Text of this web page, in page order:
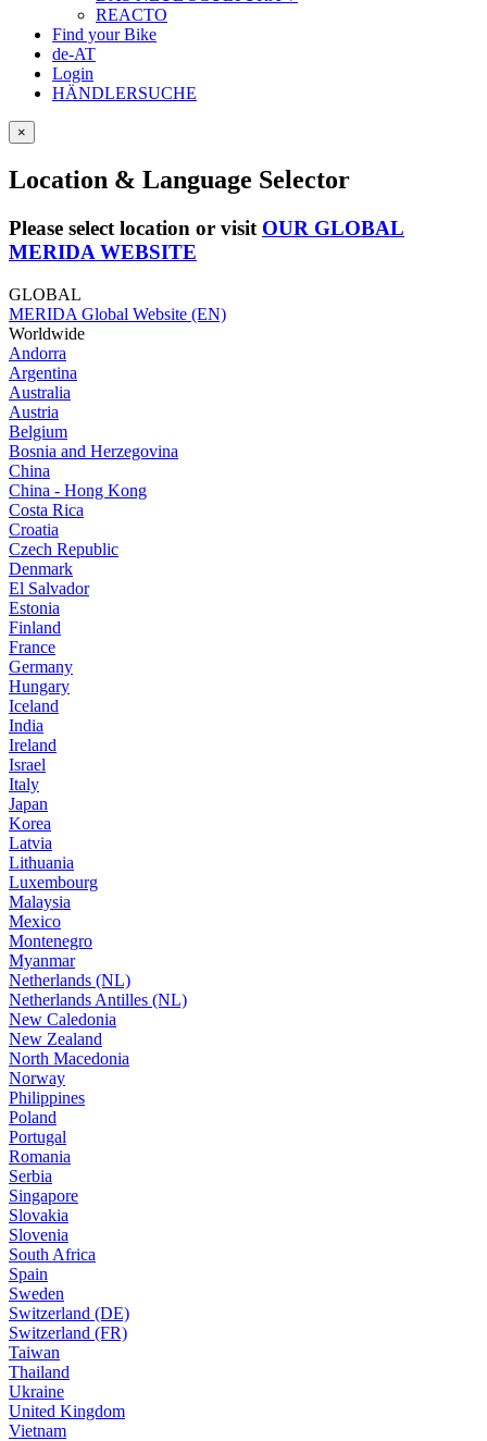
REACTO
Find your Bike
de-AT
Login
HÄNDLERSUCHE
×
Location & Language Selector
Please select location or visit OUR GLOBAL
MERIDA WEBSITE
GLOBAL
MERIDA Global Website (EN)
Worldwide
Andorra
Argentina
Australia
Austria
Belgium
Bosnia and Herzegovina
China
China - Hong Kong
Costa Rica
Croatia
Czech Republic
Denmark
El Salvador
Estonia
Finland
France
Germany
Hungary
Iceland
India
Ireland
Israel
Italy
Japan
Korea
Latvia
Lithuania
Luxembourg
Malaysia
Mexico
Montenegro
Myanmar
Netherlands (NL)
Netherlands Antilles (NL)
New Caledonia
New Zealand
North Macedonia
Norway
Philippines
Poland
Portugal
Romania
Serbia
Singapore
Slovakia
Slovenia
South Africa
Spain
Sweden
Switzerland (DE)
Switzerland (FR)
Taiwan
Thailand
Ukraine
United Kingdom
Vietnam